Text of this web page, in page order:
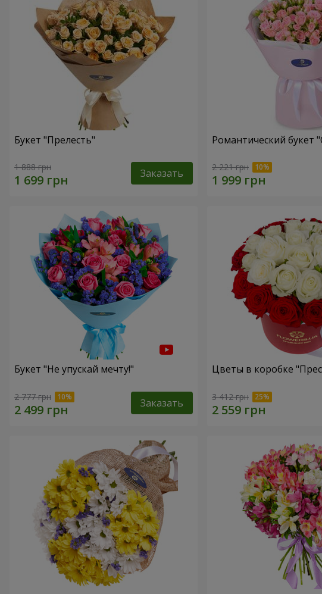
Букет "Прелесть"
1 888 грн Заказать
Романтический букет
2 221 грн
Букет "Не упускай мечту!"
2 777 грн Заказать
Цветы в коробке
3 412 грн